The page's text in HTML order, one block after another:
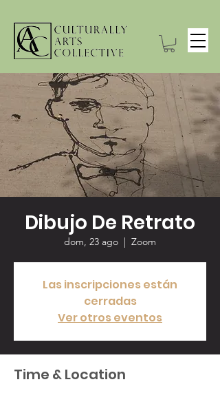
Dibujo De Retrato
dom, 23 ago
  |
Zoom
Las inscripciones están
cerradas
Ver otros eventos
Time & Location